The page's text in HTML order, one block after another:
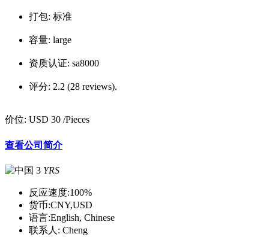
打包: 标准
容量: large
资质认证: sa8000
评分: 2.2 (28 reviews).
价位: USD 30 /Pieces
查看公司简介
3 YRS
反应速度:100%
货币:CNY,USD
语言:English, Chinese
联系人: Cheng